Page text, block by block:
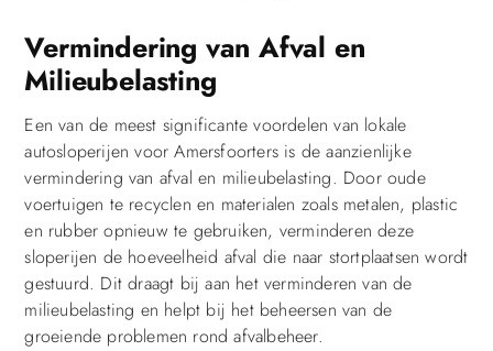
Vermindering van Afval en
Milieubelasting
Een van de meest significante voordelen van lokale
autosloperijen voor Amersfoorters is de aanzienlijke
vermindering van afval en milieubelasting. Door oude
voertuigen te recyclen en materialen zoals metalen, plastic
en rubber opnieuw te gebruiken, verminderen deze
sloperijen de hoeveelheid afval die naar stortplaatsen wordt
gestuurd. Dit draagt bij aan het verminderen van de
milieubelasting en helpt bij het beheersen van de
groeiende problemen rond afvalbeheer.